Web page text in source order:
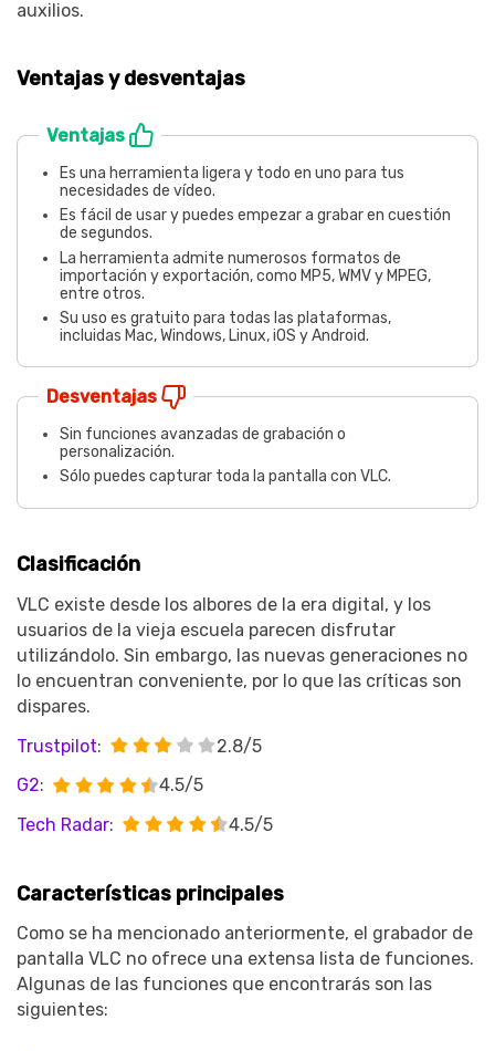
auxilios.
Ventajas y desventajas
Ventajas
Es una herramienta ligera y todo en uno para tus
necesidades de vídeo.
Es fácil de usar y puedes empezar a grabar en cuestión
de segundos.
La herramienta admite numerosos formatos de
importación y exportación, como MP5, WMV y MPEG,
entre otros.
Su uso es gratuito para todas las plataformas,
incluidas Mac, Windows, Linux, iOS y Android.
Desventajas
Sin funciones avanzadas de grabación o
personalización.
Sólo puedes capturar toda la pantalla con VLC.
Clasificación
VLC existe desde los albores de la era digital, y los
usuarios de la vieja escuela parecen disfrutar
utilizándolo. Sin embargo, las nuevas generaciones no
lo encuentran conveniente, por lo que las críticas son
dispares.
Trustpilot:
2.8/5
G2:
4.5/5
Tech Radar: 4.5/5
Características principales
Como se ha mencionado anteriormente, el grabador de
pantalla VLC no ofrece una extensa lista de funciones.
Algunas de las funciones que encontrarás son las
siguientes: